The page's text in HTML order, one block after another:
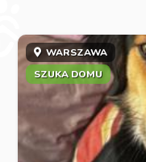
WARSZAWA
SZUKA DOMU